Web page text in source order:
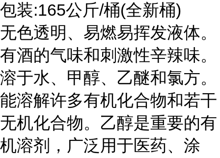
包装:165公斤/桶(全新桶)
无色透明、易燃易挥发液体。
有酒的气味和刺激性辛辣味。
溶于水、甲醇、乙醚和氯方。
能溶解许多有机化合物和若干
无机化合物。乙醇是重要的有
机溶剂，广泛用于医药、涂